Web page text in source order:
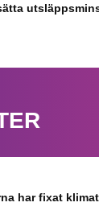
har fixat